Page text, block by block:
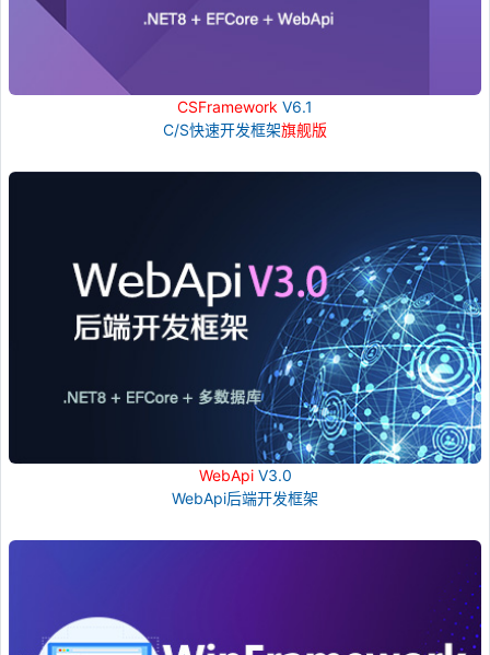
CSFramework V6.1
C/S快速开发框架旗舰版
WebApiV3.0
WebApi后端开发框架